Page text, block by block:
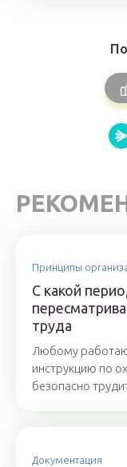
Принципы
С какой
труда
Любому
инструкцию по
безопасно
Документация